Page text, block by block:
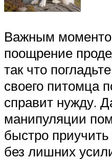
Важным
поощрение
так что
своего питомца
справит нужду.
манипуляции
быстро
без лишних